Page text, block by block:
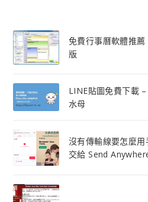
免費行事曆軟體推
版
LINE貼圖免費下載
水母
沒有傳輸線要怎麼
交給 Send